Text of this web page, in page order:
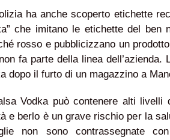
ha anche scoperto etichette
che imitano le etichette del ben
rosso e pubblicizzano un
fa parte della linea
dopo il furto di un magazzino a
Vodka può contenere alti livelli
e berlo è un grave rischio per la
non sono contrassegnate